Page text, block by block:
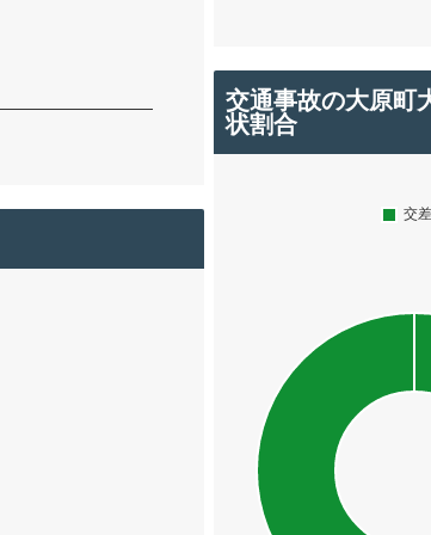
交通事故の大原町
状割合